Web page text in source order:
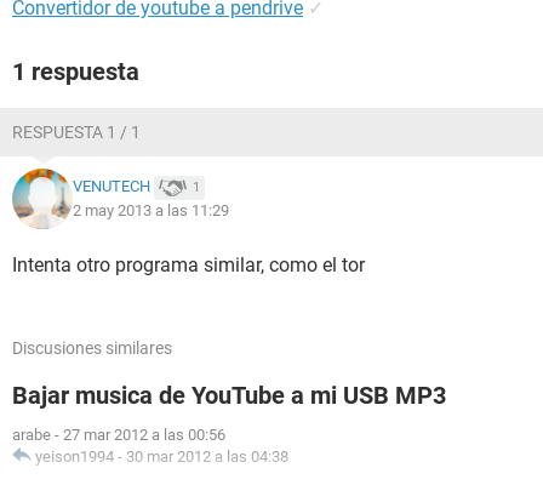
Convertidor de youtube a pendrive ✓
1 respuesta
RESPUESTA 1 / 1
VENUTECH 1
2 may 2013 a las 11:29
Intenta otro programa similar, como el tor
Discusiones similares
Bajar musica de YouTube a mi USB MP3
arabe - 27 mar 2012 a las 00:56
yeison1994 - 30 mar 2012 a las 04:38